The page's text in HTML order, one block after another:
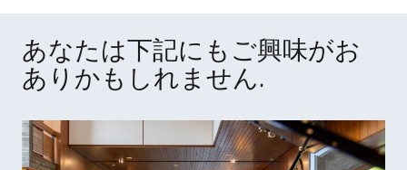
あなたは下記にもご興味がお
ありかもしれません.